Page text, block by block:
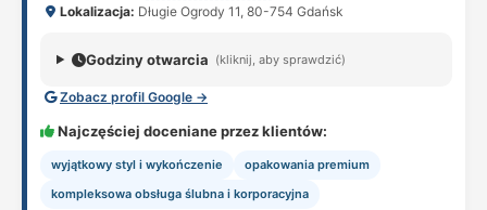
Lokalizacja: Długie Ogrody 11, 80-754 Gdańsk
Godziny otwarcia (kliknij, aby sprawdzić)
Zobacz profil Google →
Najczęściej doceniane przez klientów:
wyjątkowy styl i wykończenie
opakowania premium
kompleksowa obsługa ślubna i korporacyjna